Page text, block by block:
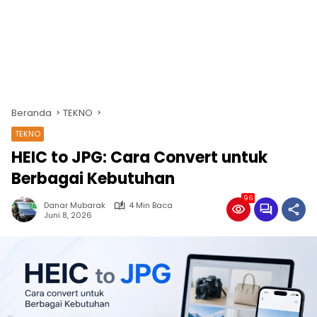
Beranda TEKNO
TEKNO
HEIC to JPG: Cara Convert untuk
Berbagai Kebutuhan
Danar Mubarak
4 Min Baca
Juni 8, 2026
96